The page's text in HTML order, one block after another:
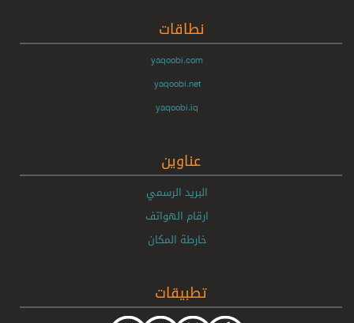
نطاقات
yaqoobi.com
yaqoobi.net
yaqoobi.iq
عناوين
البريد الرسمي
ارقام الهواتف
خارطة المكان
تطبيقات